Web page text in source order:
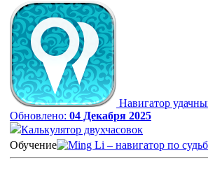
Навигатор
Обновлено: 04 Декабря 2025
Калькулятор двухчасовок
Обучение